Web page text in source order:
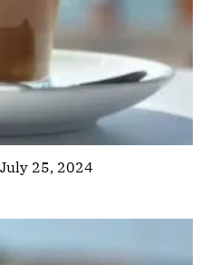
25, 2024